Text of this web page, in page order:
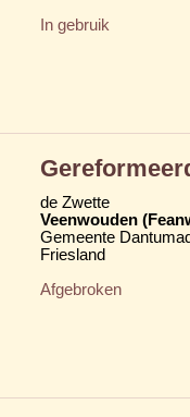
In gebruik
de Zwette
Veenwouden
Gemeente
Friesland
Afgebroken